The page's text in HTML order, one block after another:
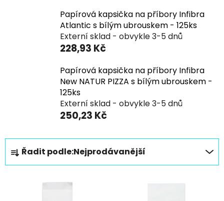
Papírová kapsička na příbory Infibra
Atlantic s bílým ubrouskem - 125ks
Externí sklad - obvykle 3-5 dnů
228,93 Kč
Papírová kapsička na příbory Infibra
New NATUR PIZZA s bílým ubrouskem -
125ks
Externí sklad - obvykle 3-5 dnů
250,23 Kč
Ř
a
z
Řadit podle:Nejprodávanější